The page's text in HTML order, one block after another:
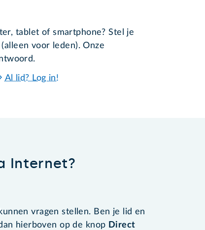
tablet of smartphone? Stel je
voor leden). Onze
Al lid? Log in!
Internet?
vragen stellen. Ben je lid en
hierboven op de knop Direct